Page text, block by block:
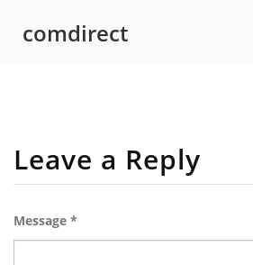
comdirect
Leave a Reply
Message *